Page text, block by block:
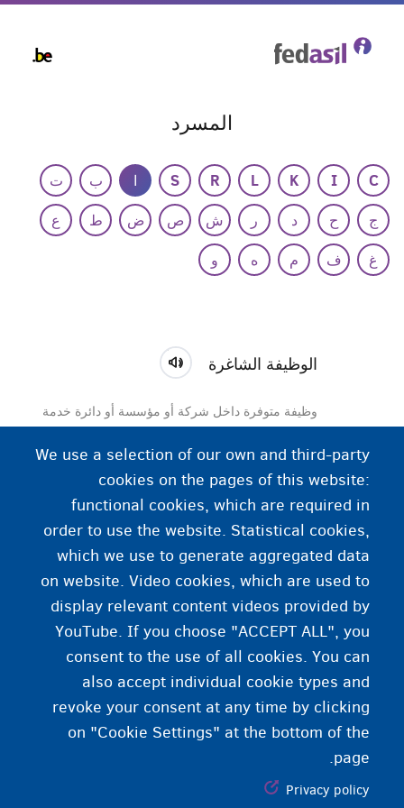
المسرد
C
I
K
L
R
S ا ب
ت
ج
ح د ر ش ص ض ط
ع
غ
ف م ه و
الوظيفة الشاغرة
وظيفة متوفرة داخل شركة أو مؤسسة أو دائرة خدمة
كإعلانات في الصحف وفي نوافذ وكالات التوظيف بالعمل
المؤقت وعلى الإنترنت.
We use a selection of our own and third-party
cookies on the pages of this website:
functional cookies, which are required in
order to use the website. Statistical cookies,
which we use to generate aggregated data
on website. Video cookies, which are used to
display relevant content videos provided by
YouTube. If you choose "ACCEPT ALL", you
consent to the use of all cookies. You can
also accept individual cookie types and
revoke your consent at any time by clicking
on "Cookie Settings" at the bottom of the
page.
Privacy policy